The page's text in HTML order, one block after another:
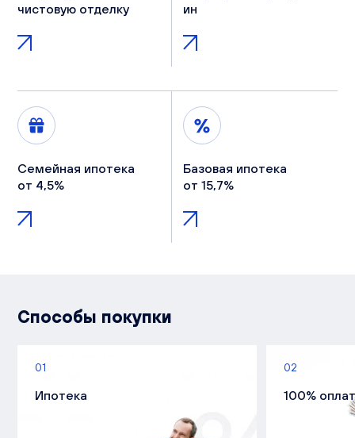
чистовую отделку
ин
Семейная ипотека
от 4,5%
Базовая ипотека
от 15,7%
Способы покупки
01
Ипотека
02
100%